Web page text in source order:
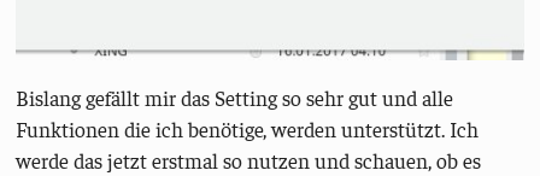
Bislang gefällt mir das Setting so sehr gut und alle
Funktionen die ich benötige, werden unterstützt. Ich
werde das jetzt erstmal so nutzen und schauen, ob es